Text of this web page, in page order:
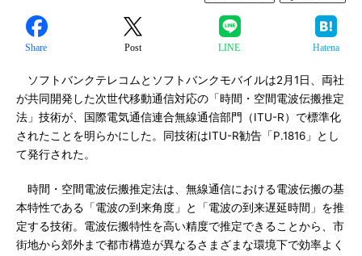
Share Post LINE Hatena
ソフトバンクテレコムとソフトバンクモバイルは2月1日、両社
が共同開発した次世代移動通信対応の「時間・空間電波伝搬推定
法」技術が、国際電気通信連合無線通信部門（ITU-R）で標準化
されたことを明らかにした。同技術はITU-R勧告「P.1816」とし
て発行された。
時間・空間電波伝搬推定法は、無線通信における電波伝搬の基
本特性である「電波の到来角度」と「電波の到来遅延時間」を推
定する技術。電波伝搬特性を高い精度で推定できることから、市
街地から郊外まで都市構造が異なるさまざまな環境下で効率よく